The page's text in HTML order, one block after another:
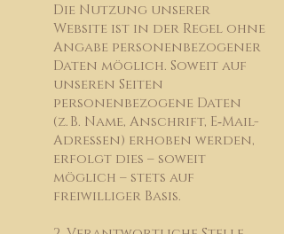
Die Nutzung unserer
Website ist in der Regel ohne
Angabe personenbezogener
Daten möglich. Soweit auf
unseren Seiten
personenbezogene Daten
(z. B. Name, Anschrift, E‑Mail-
Adressen) erhoben werden,
erfolgt dies – soweit
möglich – stets auf
freiwilliger Basis.